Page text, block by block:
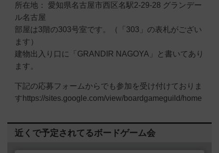
所在地： 愛知県名古屋市西区名駅2-29-28 グランデー
ル名古屋
部屋は3階の303号室です。（「303」の表札がござい
ます）
建物出入り口に「GRANDIR NAGOYA」と書いてあり
ます。
下記の応募フォームからでも参加を受け付けておりま
すhttps://sites.google.com/view/boardgameguild/home
近くで予定されてるボードゲーム会